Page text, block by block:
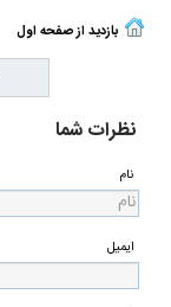
بازدید از صفحه اول
نظرات شما
نام
ایمیل